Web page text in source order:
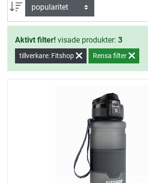
sortera efter
Aktivt filter! visade produkter: 3
tillverkare: Fitshop Rensa filter